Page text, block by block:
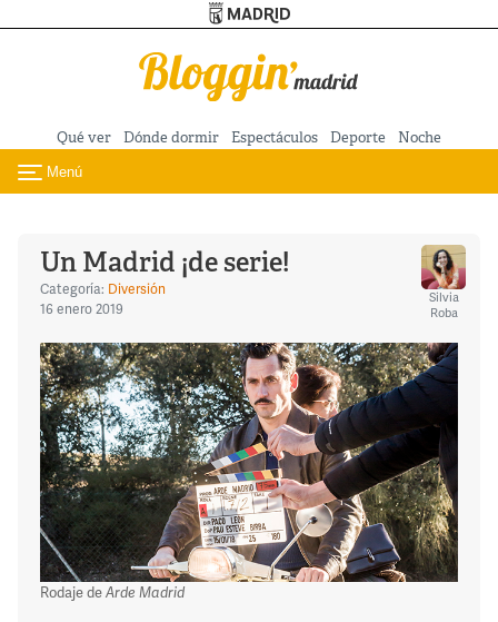
Pasar al contenido principal
Qué ver Dónde dormir Espectáculos Deporte Noche
Toggle navigation
Menú
Un Madrid ¡de serie!
Categoría: Diversión
16 enero 2019
Silvia
Roba
Rodaje deArde Madrid